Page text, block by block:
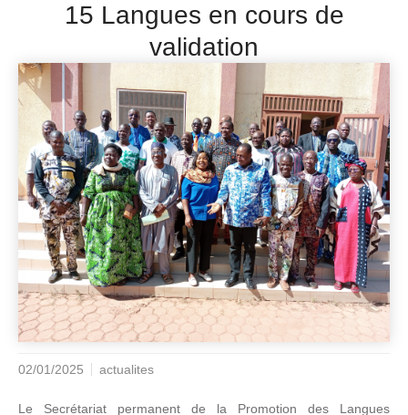
15 Langues en cours de
validation
02/01/2025 actualites
Le Secrétariat permanent de la Promotion des Langues